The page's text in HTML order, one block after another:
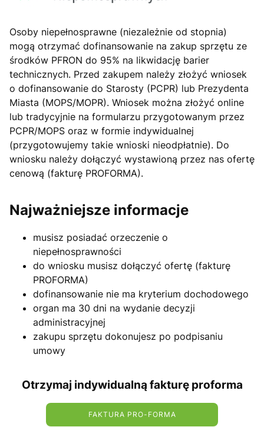
Osoby niepełnosprawne (niezależnie od stopnia)
mogą otrzymać dofinansowanie na zakup sprzętu ze
środków PFRON do 95% na likwidację barier
technicznych. Przed zakupem należy złożyć wniosek
o dofinansowanie do Starosty (PCPR) lub Prezydenta
Miasta (MOPS/MOPR). Wniosek można złożyć online
lub tradycyjnie na formularzu przygotowanym przez
PCPR/MOPS oraz w formie indywidualnej
(przygotowujemy takie wnioski nieodpłatnie). Do
wniosku należy dołączyć wystawioną przez nas ofertę
cenową (fakturę PROFORMA).
Najważniejsze informacje
musisz posiadać orzeczenie o
niepełnosprawności
do wniosku musisz dołączyć ofertę (fakturę
PROFORMA)
dofinansowanie nie ma kryterium dochodowego
organ ma 30 dni na wydanie decyzji
administracyjnej
zakupu sprzętu dokonujesz po podpisaniu
umowy
Otrzymaj indywidualną fakturę proforma
FAKTURA PRO-FORMA